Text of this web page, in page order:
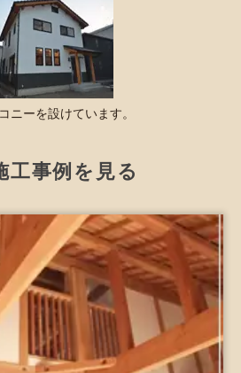
ニーを設けています。
工事例を見る